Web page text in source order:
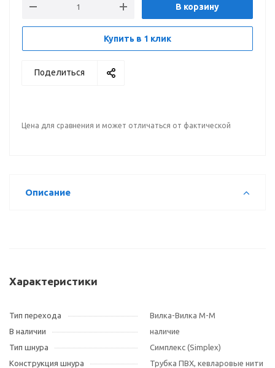
В корзину
Купить в 1 клик
Поделиться
Цена для сравнения и может отличаться от фактической
Описание
Характеристики
Тип перехода
Вилка-Вилка M-M
В наличии
наличие
Тип шнура
Симплекс (Simplex)
Конструкция шнура
Трубка ПВХ, кевларовые нити